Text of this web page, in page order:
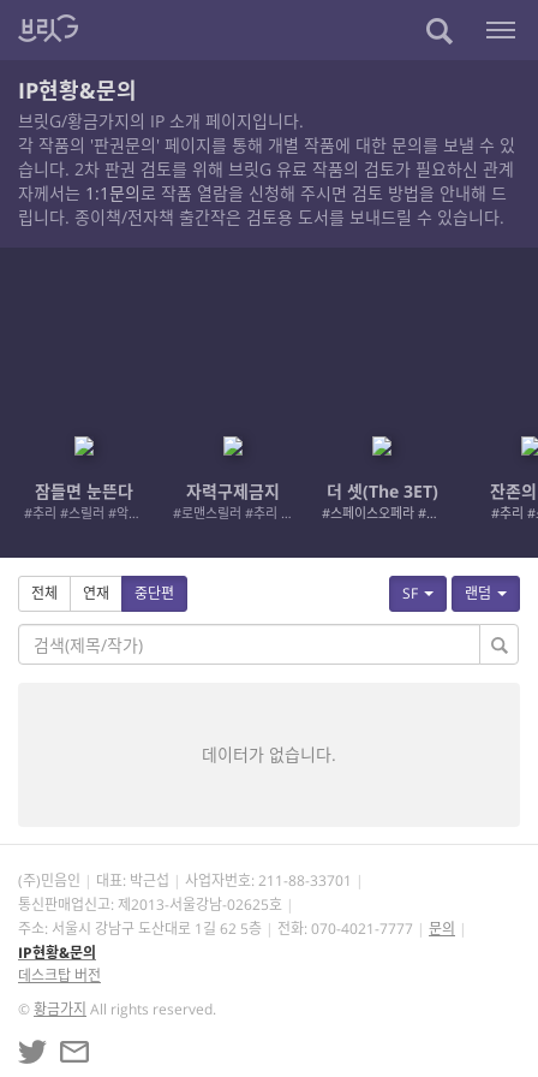
IP현황&문의
브릿G/황금가지의 IP 소개 페이지입니다.
각 작품의 '판권문의' 페이지를 통해 개별 작품에 대한 문의를 보낼 수 있
습니다. 2차 판권 검토를 위해 브릿G 유료 작품의 검토가 필요하신 관계
자께서는 1:1문의로 작품 열람을 신청해 주시면 검토 방법을 안내해 드
립니다. 종이책/전자책 출간작은 검토용 도서를 보내드릴 수 있습니다.
잠들면 눈뜬다
#추리 #스릴러 #악인 #로드레이지
자력구제금지
#로맨스릴러 #추리 #여성서사 #사적제재
더 셋(The 3ET)
#스페이스오페라 #우주활극
잔존
#추리 #
SF 랜덤
전체 연재 중단편
데이터가 없습니다.
(주)민음인 대표: 박근섭 사업자번호: 211-88-33701
통신판매업신고: 제2013-서울강남-02625호
주소: 서울시 강남구 도산대로 1길 62 5층
전화: 070-4021-7777
문의
IP현황&문의
데스크탑 버전
©황금가지 All rights reserved.